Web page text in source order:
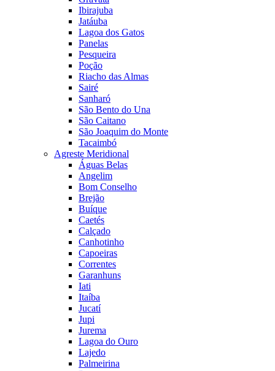
Ibirajuba
Jatáuba
Lagoa dos Gatos
Panelas
Pesqueira
Poção
Riacho das Almas
Sairé
Sanharó
São Bento do Una
São Caitano
São Joaquim do Monte
Tacaimbó
Agreste Meridional
Águas Belas
Angelim
Bom Conselho
Brejão
Buíque
Caetés
Calçado
Canhotinho
Capoeiras
Correntes
Garanhuns
Iati
Itaíba
Jucatí
Jupi
Jurema
Lagoa do Ouro
Lajedo
Palmeirina